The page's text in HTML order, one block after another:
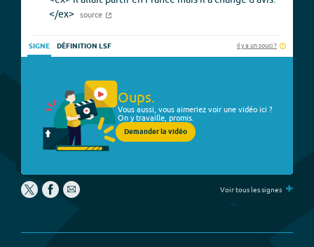
</ex>
source
SIGNE DÉFINITION LSF Il y a un souci ?
Oups.
Vous aussi, vous aimeriez voir une vidéo ici ?
On y travaille, promis.
Demander la vidéo
Voir tous les signes +